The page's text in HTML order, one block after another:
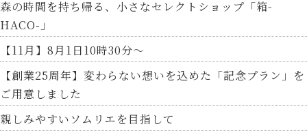
森の時間を持ち帰る、小さなセレクトショップ「箱-
HACO-」
【11月】8月1日10時30分～
【創業25周年】変わらない想いを込めた「記念プラン」を
ご用意しました
親しみやすいソムリエを目指して